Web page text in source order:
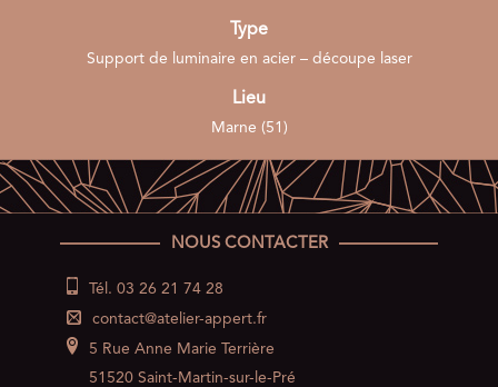
Type
Support de luminaire en acier – découpe laser
Lieu
Marne (51)
NOUS CONTACTER
5 Rue Anne Marie Terrière
51520 Saint-Martin-sur-le-Pré
Tél. 03 26 21 74 28
contact@atelier-appert.fr